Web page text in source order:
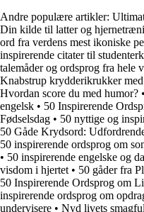
Andre populære artikler:
Din kilde til latter og
ord fra verdens mest ikoniske
inspirerende citater til
talemåder og ordsprog fra hele
Knabstrup krydderikrukker
Hvordan score du med humor? •
engelsk • 50 Inspirerende
Fødselsdag • 50 nyttige og
50 Gåde Krydsord:
50 inspirerende ordsprog om
• 50 inspirerende engelske og
visdom i hjertet• 50 gåder fra
50 Inspirerende Ordsprog om
inspirerende ordsprog om
undervisere • Nyd livets